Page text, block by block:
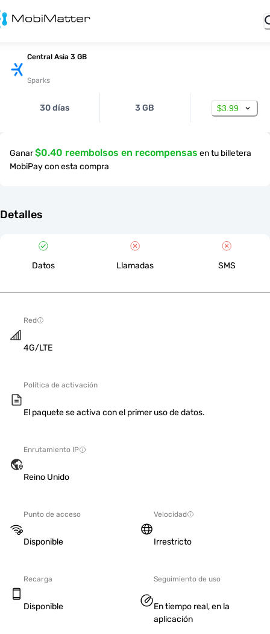
Central Asia 3 GB
Sparks
30 días 3 GB $3.99
Ganar$0.40 reembolsos en recompensas en tu billetera
MobiPay con esta compra
Detalles
Datos Llamadas SMS
Red
4G/LTE
Política de activación
El paquete se activa con el primer uso de datos.
Enrutamiento IP
Reino Unido
Punto de acceso
Disponible
Velocidad
Irrestricto
Recarga
Disponible
Seguimiento de uso
En tiempo real, en la
aplicación